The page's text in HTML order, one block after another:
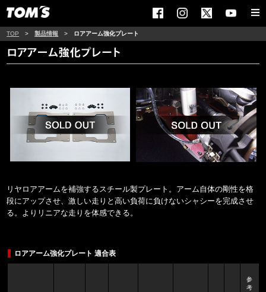
TOP >製品情報 > ロアアーム強化プレート
リヤロアアームを補強するスチール製プレート。アーム自体の剛性を格
段にアップさせ、激しい走りと高い負荷に負けないシャシーを完成させ
る。よりリニアな走りを体感できる。
ロアアーム強化プレート 適合表
参
考